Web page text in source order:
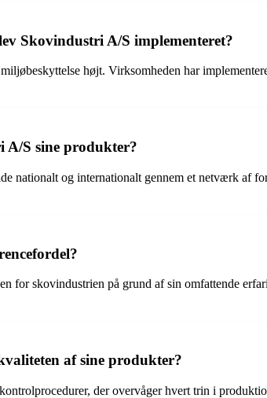
Skovindustri A/S implementeret?
højt. Virksomheden har
A/S sine produkter?
nationalt og internationalt gennem et netværk af
for skovindustrien på grund af sin omfattende
af sine produkter?
der overvåger hvert trin i